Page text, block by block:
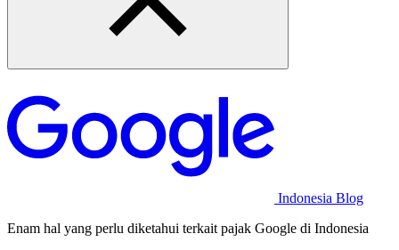
Indonesia Blog
Enam hal yang perlu diketahui terkait pajak Google di Indonesia